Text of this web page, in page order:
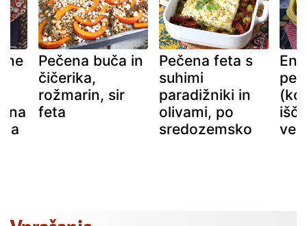
Pečena buča in
čičerika,
rožmarin, sir
feta
Pečena feta s
suhimi
paradižniki in
olivami, po
sredozemsko